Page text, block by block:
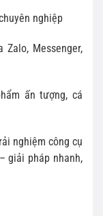
nghiệp
Messenger,
ấn tượng, cá
nghiệm công cụ
giải pháp nhanh,